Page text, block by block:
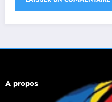
À propos